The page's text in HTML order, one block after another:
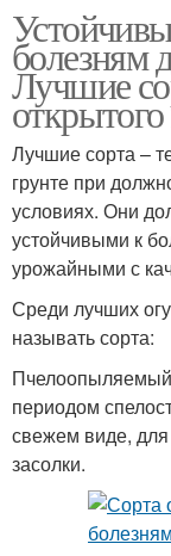
болезням
Лучшие
Лучшие сорта –
грунте при
условиях. Они
устойчивыми к
урожайными с
Среди лучших
называть сорта:
Пчелоопыляемый
периодом
свежем виде, для
засолки.